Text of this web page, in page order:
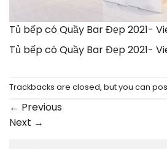
Tủ bếp có Quầy Bar Đẹp 2021-
Tủ bếp có Quầy Bar Đẹp 2021-
Trackbacks are closed, but you can
← Previous
Next →